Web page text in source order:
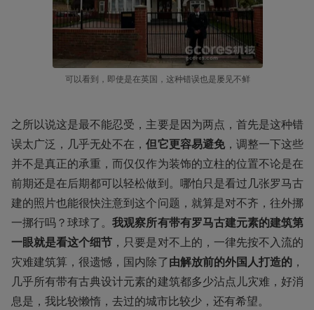
可以看到，即使是在英国，这种错误也是屡见不鲜
之所以说这是最不能忍受，主要是因为两点，首先是这种错
误太广泛，几乎无处不在，但它更容易避免，调整一下这些
并不是真正的承重，而仅仅作为装饰的立柱的位置不论是在
前期还是在后期都可以轻松做到。哪怕只是看过几张罗马古
建的照片也能很快注意到这个问题，就算是对不齐，往外挪
一挪行吗？球球了。我观察所有带有罗马古建元素的建筑第
一眼就是看这个细节 ，只要是对不上的，一律先按不入流的
灾难建筑算，很遗憾，国内除了由解放前的外国人打造的 ，
几乎所有带有古典设计元素的建筑都多少沾点儿灾难，好消
息是，我比较懒惰，去过的城市比较少，还有希望。